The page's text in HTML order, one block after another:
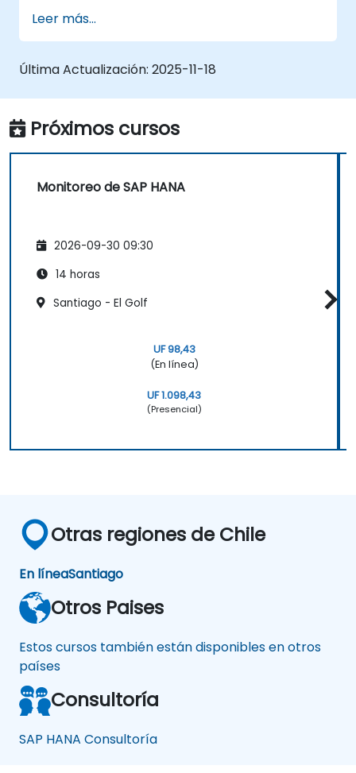
pedidos de venta y facturas en el sistema
SAP.
Leer más...
Última Actualización: 2025-11-18
Próximos cursos
Monitoreo de SAP HANA
2026-09-30 09:30
14 horas
Santiago - El Golf
UF 98,43
(En línea)
UF 1.098,43
(Presencial)
Otras regiones de Chile
En líneaSantiago
Otros Paises
Estos cursos también están disponibles en otros
países
Consultoría
SAP HANA Consultoría